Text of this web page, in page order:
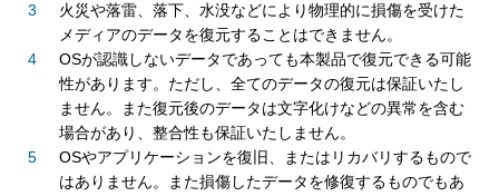
火災や落雷、落下、水没などにより物理的に損傷を受けた
メディアのデータを復元することはできません。
OSが認識しないデータであっても本製品で復元できる可能
性があります。ただし、全てのデータの復元は保証いたし
ません。また復元後のデータは文字化けなどの異常を含む
場合があり、整合性も保証いたしません。
OSやアプリケーションを復旧、またはリカバリするもので
はありません。また損傷したデータを修復するものでもあ